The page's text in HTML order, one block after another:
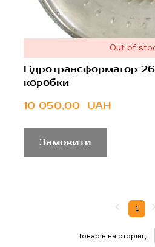
Out of
Гідротрансформатор
коробки
10 050,00  UAH
Замовити
Товарів на сторінці:
1